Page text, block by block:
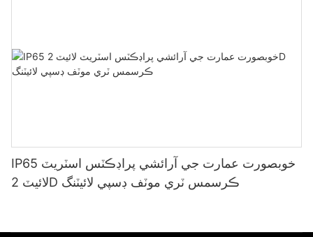
IP65 خوبصورت عمارت جي آرائشي پراڊڪٽس اسٽريٽ
لائيٽ 2D ڪرسمس ٽري موٽف ڊسپي لائيٽنگ